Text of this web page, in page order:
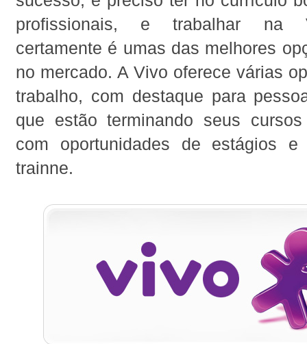
profissionais, e trabalhar na
certamente é umas das melhores
no mercado. A Vivo oferece várias
trabalho, com destaque para
que estão terminando seus
com oportunidades de estágios e
trainne.